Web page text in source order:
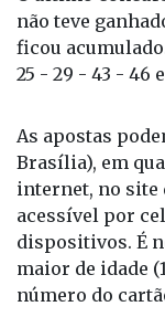
não teve
ficou
25 - 29 - 43 - 46
As apostas
Brasília), em
internet, no site
acessível por
dispositivos. É
maior de idade
número do